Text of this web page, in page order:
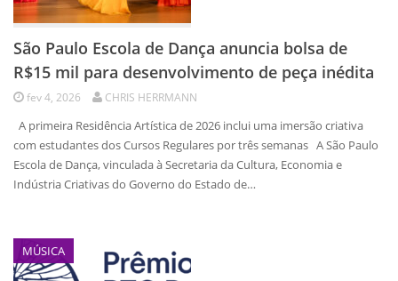
São Paulo Escola de Dança anuncia bolsa de
R$15 mil para desenvolvimento de peça inédita
fev 4, 2026 CHRIS HERRMANN
A primeira Residência Artística de 2026 inclui uma imersão criativa
com estudantes dos Cursos Regulares por três semanas A São Paulo
Escola de Dança, vinculada à Secretaria da Cultura, Economia e
Indústria Criativas do Governo do Estado de…
MÚSICA